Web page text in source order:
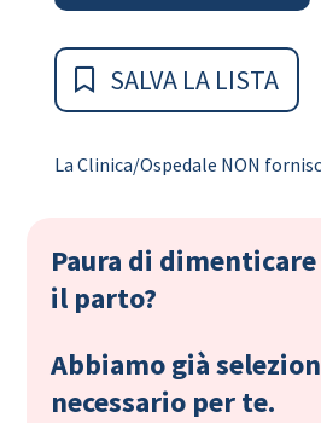
SALVA LA LISTA
La Clinica/Ospedale NON
Paura di
il parto?
Abbiamo già
necessario per te.